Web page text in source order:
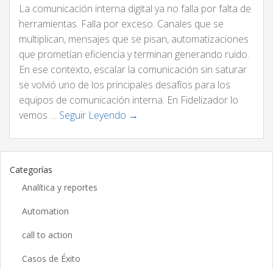
La comunicación interna digital ya no falla por falta de
herramientas. Falla por exceso. Canales que se
multiplican, mensajes que se pisan, automatizaciones
que prometían eficiencia y terminan generando ruido.
En ese contexto, escalar la comunicación sin saturar
se volvió uno de los principales desafíos para los
equipos de comunicación interna. En Fidelizador lo
vemos … Seguir Leyendo →
Categorías
Analítica y reportes
Automation
call to action
Casos de Éxito